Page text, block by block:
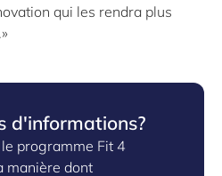
qui les rendra plus
d'informations?
programme Fit 4
manière dont